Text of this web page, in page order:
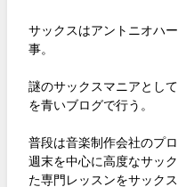
サックスはアントニオハ
事。
謎のサックスマニアとし
を青いブログで行う。
普段は音楽制作会社のプ
週末を中心に高度なサッ
た専門レッスンをサック